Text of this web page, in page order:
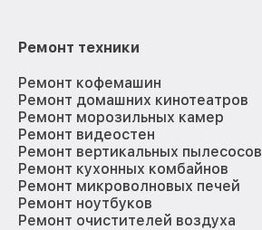
Ремонт техники
Ремонт кофемашин
Ремонт домашних кинотеатров
Ремонт морозильных камер
Ремонт видеостен
Ремонт вертикальных пылесосов
Ремонт кухонных комбайнов
Ремонт микроволновых печей
Ремонт ноутбуков
Ремонт очистителей воздуха